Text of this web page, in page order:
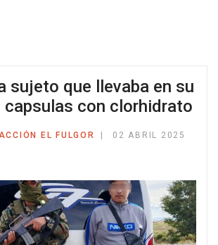
sujeto que llevaba en su
capsulas con clorhidrato
EL FULGOR 02 ABRIL 2025